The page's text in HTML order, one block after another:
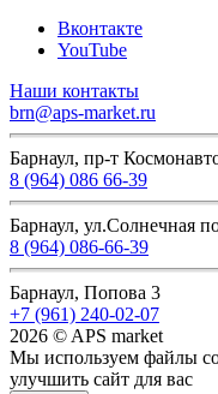
Вконтакте
YouTube
Наши контакты
brn@aps-market.ru
Барнаул, пр-т
8 (964) 086 66-39
Барнаул, ул.Солнечная
8 (964) 086-66-39
Барнаул, Попова 3
+7 (961) 240-02-07
2026 © APS market
Мы используем файлы
улучшить сайт для вас